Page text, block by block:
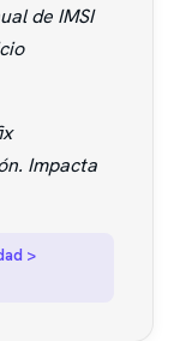
de IMSI
Impacta
>